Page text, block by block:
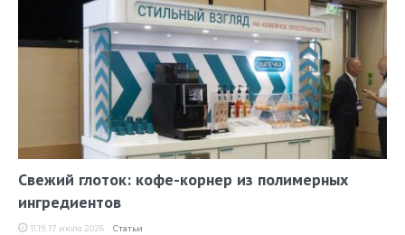
Свежий глоток: кофе-корнер из полимерных
ингредиентов
11:19, 17 июля 2026 Статьи